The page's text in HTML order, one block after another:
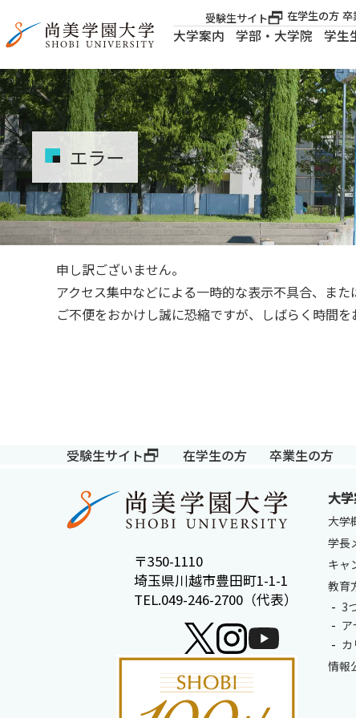
受験生サイト 在学生の方 卒
大学案内 学部・大学院 学生
大学案内
学部・大学院
学生生活
就職・資格
大学案内
エラー
申し訳ございません。
アクセス集中などによる一時的な表示不具合、また
ご不便をおかけし誠に恐縮ですが、しばらく時間
受験生サイト 在学生の方 卒業生の方
〒350-1110
埼玉県川越市豊田町1-1-1
TEL.049-246-2700（代表）
大
大学
学長
キャ
教育
3
情報